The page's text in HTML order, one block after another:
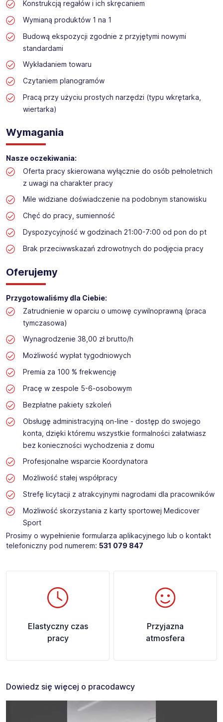
przedsiębiorstw w Polsce. Agencja jest wpisana pod nr
na stanowisko:
Praca przy przebudowie marketu budowlanego
Lokalizacja: Tarnów
Konstrukcją regałów i ich skręcaniem
Wymianą produktów 1 na 1
Budową ekspozycji zgodnie z przyjętymi nowymi
standardami
Wykładaniem towaru
Czytaniem planogramów
Pracą przy użyciu prostych narzędzi (typu wkrętarka,
wiertarka)
Wymagania
Nasze oczekiwania:
Oferta pracy skierowana wyłącznie do osób pełnoletnich
z uwagi na charakter pracy
Mile widziane doświadczenie na podobnym stanowisku
Chęć do pracy, sumienność
Dyspozycyjność w godzinach 21:00-7:00 od pon do pt
Brak przeciwwskazań zdrowotnych do podjęcia pracy
Oferujemy
Przygotowaliśmy dla Ciebie:
Zatrudnienie w oparciu o umowę cywilnoprawną (praca
tymczasowa)
Wynagrodzenie 38,00 zł brutto/h
Możliwość wypłat tygodniowych
Premia za 100 % frekwencję
Pracę w zespole 5-6-osobowym
Bezpłatne pakiety szkoleń
Obsługę administracyjną on-line - dostęp do swojego
konta, dzięki któremu wszystkie formalności załatwiasz
bez konieczności wychodzenia z domu
Profesjonalne wsparcie Koordynatora
Możliwość stałej współpracy
Strefę licytacji z atrakcyjnymi nagrodami dla pracowników
Możliwość skorzystania z karty sportowej Medicover
Sport
Prosimy o wypełnienie formularza aplikacyjnego lub o kontakt
telefoniczny pod numerem: 531 079 847
Elastyczny czas
pracy
Przyjazna
atmosfera
Dowiedz się więcej o pracodawcy